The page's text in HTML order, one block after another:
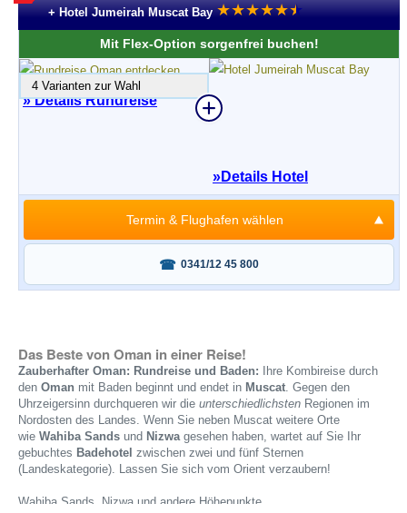
+ Hotel Jumeirah Muscat Bay ★★★★★★
★
Mit Flex-Option sorgenfrei buchen!
» Details Rundreise
4 Varianten zur Wahl
»Details Hotel
0341/12 45 800
Termin & Flughafen wählen
Das Beste von Oman in einer Reise!
Zauberhafter Oman: Rundreise und Baden:
Ihre Kombireise durch
den Oman mit Baden beginnt und endet in Muscat. Gegen den
Uhrzeigersinn durchqueren wir die unterschiedlichsten Regionen im
Nordosten des Landes. Wenn Sie neben Muscat weitere Orte
wie Wahiba Sands und Nizwagesehen haben, wartet auf Sie Ihr
gebuchtes Badehotel zwischen zwei und fünf Sternen
(Landeskategorie). Lassen Sie sich vom Orient verzaubern!
Wahiba Sands, Nizwa und andere Höhepunkte